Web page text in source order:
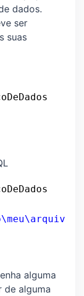
dados.
ser
suas
alguma
de alguma